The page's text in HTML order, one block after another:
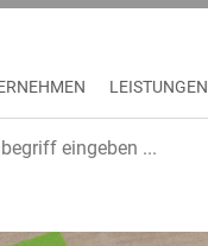
LEISTUNGEN
kostenlos anfordern